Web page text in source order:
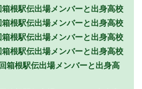
箱根駅伝出場メンバーと出身高校
箱根駅伝出場メンバーと出身高校
箱根駅伝出場メンバーと出身高校
箱根駅伝出場メンバーと出身高校
箱根駅伝出場メンバーと出身高